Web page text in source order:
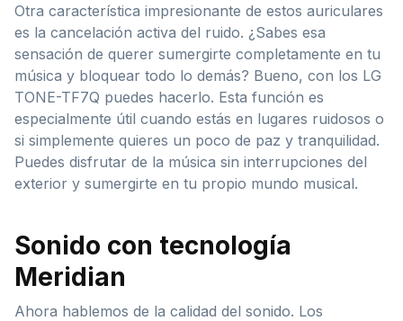
Otra característica impresionante de estos auriculares
es la cancelación activa del ruido. ¿Sabes esa
sensación de querer sumergirte completamente en tu
música y bloquear todo lo demás? Bueno, con los LG
TONE-TF7Q puedes hacerlo. Esta función es
especialmente útil cuando estás en lugares ruidosos o
si simplemente quieres un poco de paz y tranquilidad.
Puedes disfrutar de la música sin interrupciones del
exterior y sumergirte en tu propio mundo musical.
Sonido con tecnología
Meridian
Ahora hablemos de la calidad del sonido. Los